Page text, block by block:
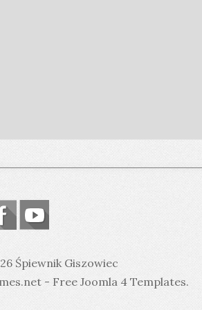
Śpiewnik Giszowiec
- Free Joomla 4 Templates.